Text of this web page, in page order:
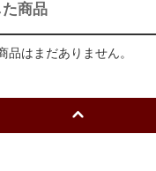
商品
品はまだありません。